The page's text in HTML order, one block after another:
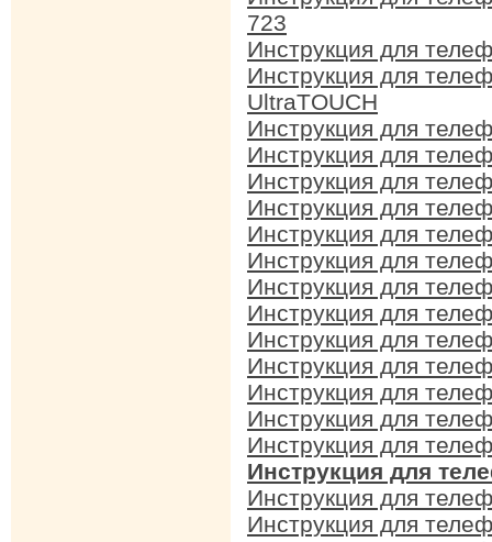
723
Инструкция для
Инструкция для
UltraTOUCH
Инструкция для
Инструкция для
Инструкция для
Инструкция для
Инструкция для
Инструкция для
Инструкция для
Инструкция для
Инструкция для
Инструкция для
Инструкция для
Инструкция для
Инструкция для
Инструкция для
Инструкция для
Инструкция для